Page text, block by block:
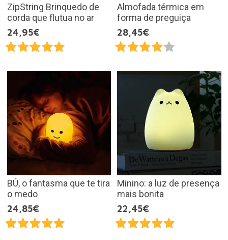
ZipString Brinquedo de
corda que flutua no ar
24,95€
Almofada térmica em
forma de preguiça
28,45€
BÚ, o fantasma que te tira
o medo
24,85€
Minino: a luz de presença
mais bonita
22,45€